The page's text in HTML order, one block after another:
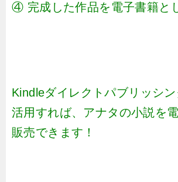
④ 完成した作品を電子書籍と
Kindleダイレクトパブリッシ
活用すれば、アナタの小説を
販売できます！